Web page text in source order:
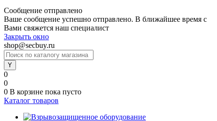
Сообщение отправлено
Ваше сообщение успешно отправлено. В ближайшее время с
Вами свяжется наш специалист
Закрыть окно
shop@secbuy.ru
0
0
0 В корзине пока пусто
Каталог товаров